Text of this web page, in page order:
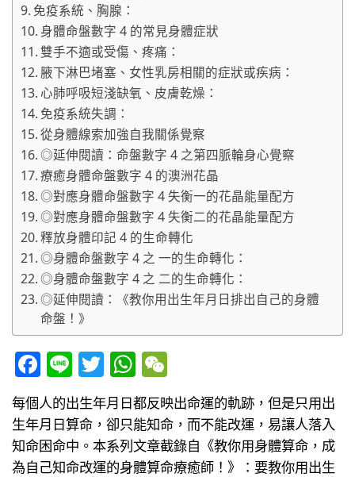
免疫系統、胸腺：
身體命盤數字 4 的常見身體症狀
雙手不適或受傷、疼痛：
腋下淋巴堵塞、女性乳房相關的症狀或疾病：
心肺呼吸短淺缺氧、皮膚乾燥：
免疫系統失調：
從身體線索加強自我關係覺察
◎延伸閱讀：命盤數字 4 之第四脈輪身心覺察
療癒身體命盤數字 4 的澳洲花晶
◎對應身體命盤數字 4 失衡一的花晶能量配方
◎對應身體命盤數字 4 失衡二的花晶能量配方
釋放身體印記 4 的生命轉化
◎身體命盤數字 4 之 一的生命轉化：
◎身體命盤數字 4 之 二的生命轉化：
◎延伸閱讀：《教你用出生年月日排出自己的身體
命盤！》
Facebook
LineTwitterWhatsApp
每個人的出生年月日都反映出命運的軌跡，但是只用出
生年月日算命，卻只能知命，而不能改運，易讓人落入
知命困命中。本系列文章截錄自《教你用身體算命，成
為自己知命改運的身體算命療癒師！》：要教你用出生